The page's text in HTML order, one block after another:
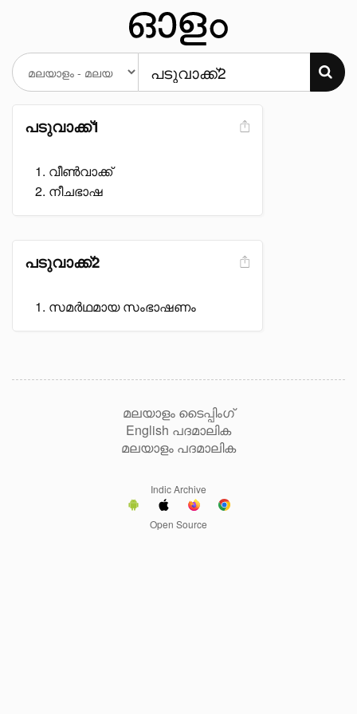
പടുവാക്ക്1
വീൺവാക്ക്
നീചഭാഷ
പടുവാക്ക്2
സമർഥമായ സംഭാഷണം
മലയാളം ടൈപ്പിംഗ്
English പദമാലിക
മലയാളം പദമാലിക
Indic Archive
Open Source